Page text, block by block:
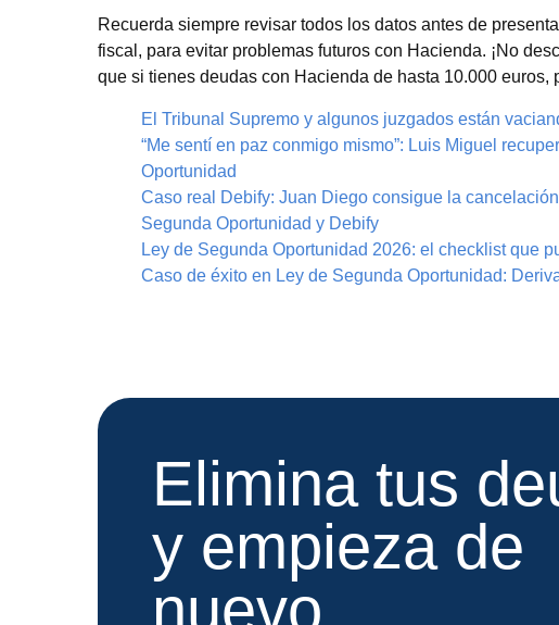
Recuerda siempre revisar todos los datos antes de
fiscal, para evitar problemas futuros con Hacienda. ¡No
que si tienes deudas con Hacienda de hasta 10.000 euros,
El Tribunal Supremo y algunos juzgados están
“Me sentí en paz conmigo mismo”: Luis Miguel
Oportunidad
Caso real Debify: Juan Diego consigue la
Segunda Oportunidad y Debify
Ley de Segunda Oportunidad 2026: el checklist que
Caso de éxito en Ley de Segunda Oportunidad:
Elimina tus
y empieza de
nuevo